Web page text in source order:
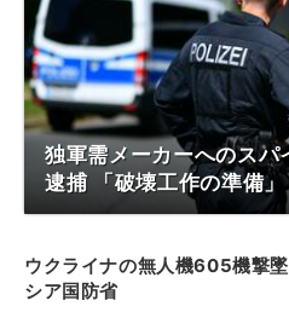
独軍需メーカーへのスパ
逮捕 「破壊工作の準備」
ウクライナの無人機605機撃
シア国防省